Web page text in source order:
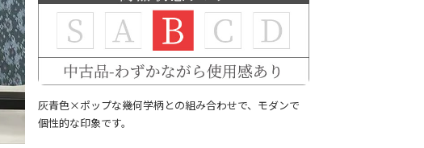
灰青色×ポップな幾何学柄との組み合わせで、モダンで
個性的な印象です。